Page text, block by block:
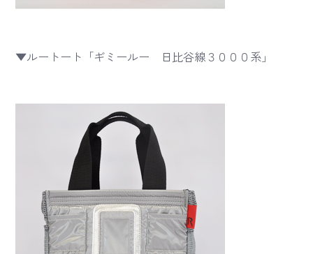
▼ルートート「ギミールー 日比谷線３０００系」